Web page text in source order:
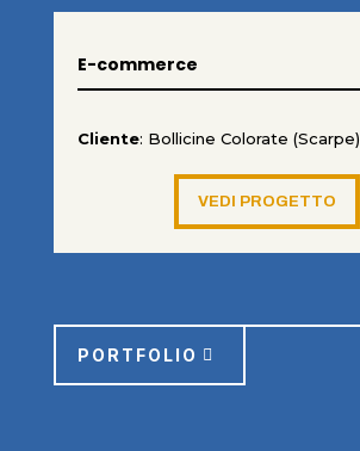
E-commerce
Cliente: Bollicine Colorate (Scarpe)
VEDI PROGETTO
PORTFOLIO